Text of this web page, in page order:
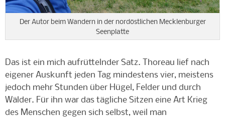
Der Autor beim Wandern in der nordöstlichen Mecklenburger
Seenplatte
Das ist ein mich aufrüttelnder Satz. Thoreau lief nach
eigener Auskunft jeden Tag mindestens vier, meistens
jedoch mehr Stunden über Hügel, Felder und durch
Wälder. Für ihn war das tägliche Sitzen eine Art Krieg
des Menschen gegen sich selbst, weil man